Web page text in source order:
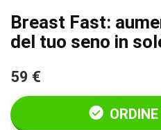
Breast Fast:
del tuo seno in
59 €
ORDINE